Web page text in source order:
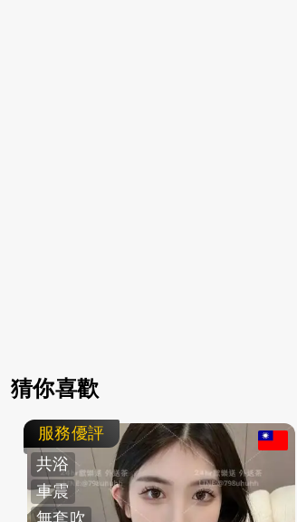
猜你喜歡
服務優評
共浴
車震